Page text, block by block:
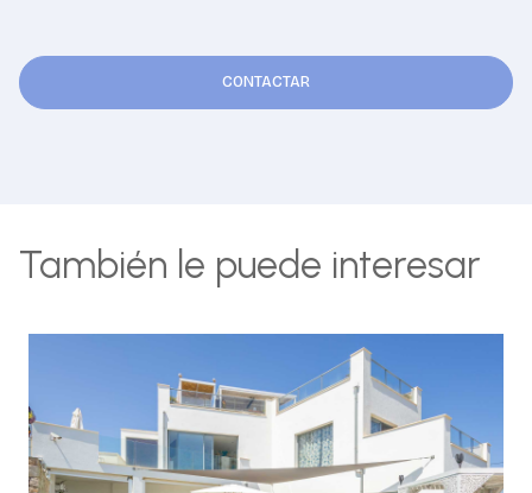
CONTACTAR
También le puede interesar